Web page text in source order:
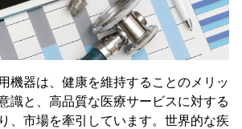
機器は、健康を維持することのメリッ
識と、高品質な医療サービスに対する
、市場を牽引しています。世界的な疾